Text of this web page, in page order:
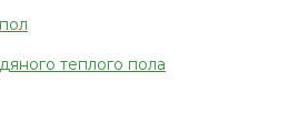
теплого пола